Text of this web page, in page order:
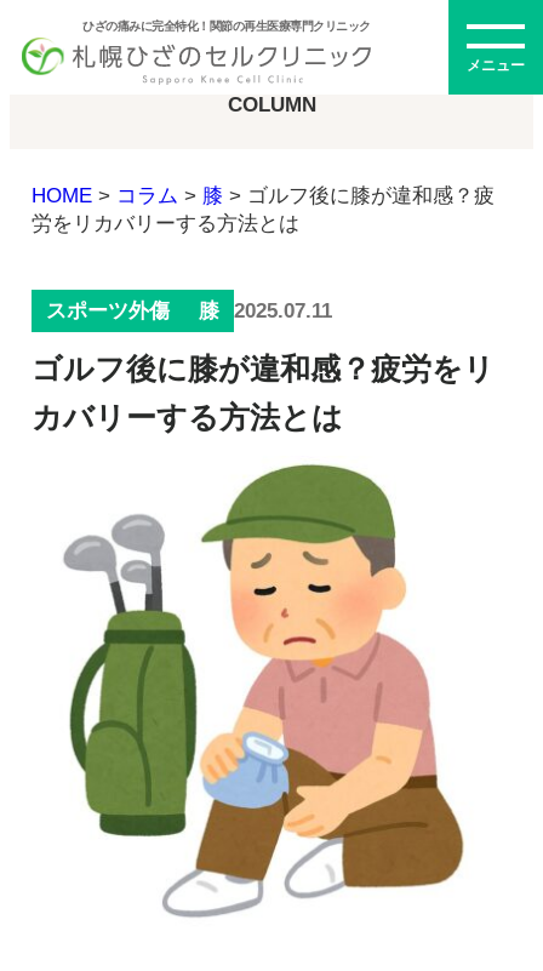
ひざの痛みに完全特化！関節の再生医療専門クリニック
メニュー
初めての方へ
メニュー・料金
ひざの再生医療とは
幹細胞治療
PRP治療
幹細胞培養上清液
慢性疼痛
再生医療とは
ドクター紹介
症例
よくある質問
クリニック紹介
採用情報
コラム
COLUMN
HOME> コラム > 膝 > ゴルフ後に膝が違和感？疲
労をリカバリーする方法とは
スポーツ外傷 膝 2025.07.11
ゴルフ後に膝が違和感？疲労をリ
カバリーする方法とは